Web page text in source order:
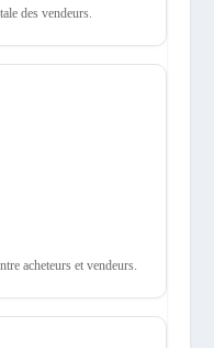
des vendeurs.
acheteurs et vendeurs.